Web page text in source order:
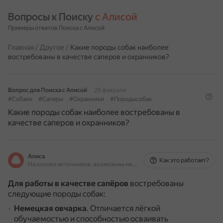
Вопросы к Поиску с Алисой
Примеры ответов Поиска с Алисой
Главная / Другое / Какие породы собак наиболее
востребованы в качестве саперов и охранников?
Вопрос для Поиска с Алисой
28 февраля
#Собаки
#Саперы #Охранники #Породысобак
Какие породы собак наиболее востребованы в
качестве саперов и охранников?
Алиса
На основе источников, возможны неточности
Как это работает?
Для работы в качестве сапёров востребованы
следующие породы собак:
Немецкая овчарка. Отличается лёгкой
обучаемостью и способностью осваивать